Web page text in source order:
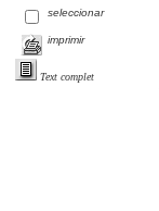
seleccionar
imprimir
Text complet